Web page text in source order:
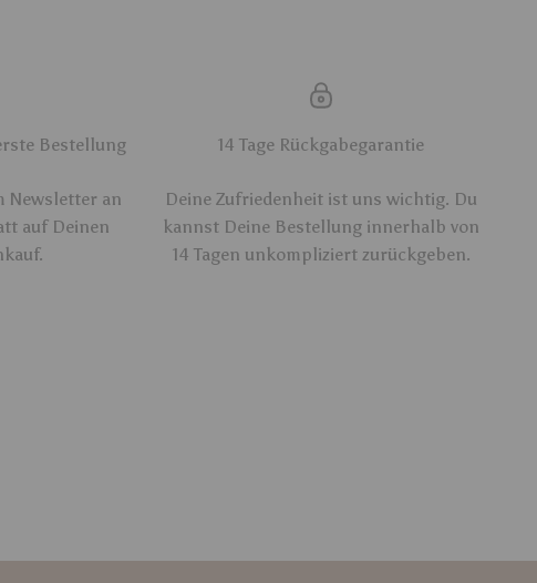
Bestellung
Newsletter an
auf Deinen
14 Tage Rückgabegarantie
Deine Zufriedenheit ist uns wichtig. Du
kannst Deine Bestellung innerhalb von
14 Tagen unkompliziert zurückgeben.